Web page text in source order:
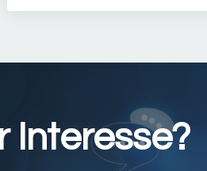
Interesse?